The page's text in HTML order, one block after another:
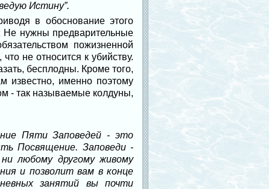
Истину”.
в обоснование этого
Не нужны предварительные
пожизненной
не относится к убийству.
бесплодны. Кроме того,
известно, именно поэтому
- так называемые колдуны,
Пяти Заповедей - это
Посвящение. Заповеди -
любому другому живому
и позволит вам в конце
занятий вы почти